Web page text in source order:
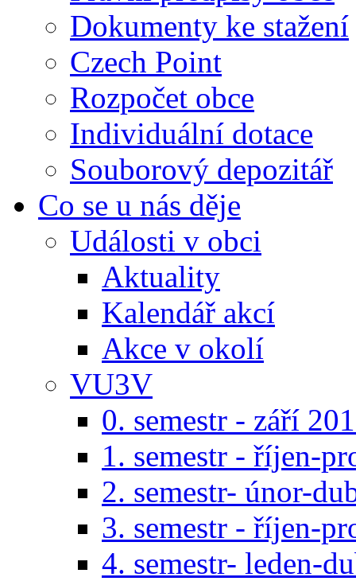
Dokumenty ke stažení
Czech Point
Rozpočet obce
Individuální dotace
Souborový depozitář
Co se u nás děje
Události v obci
Aktuality
Kalendář akcí
Akce v okolí
VU3V
0. semestr - září
1. semestr - říjen-
2. semestr- únor-
3. semestr - říjen-
4. semestr- leden-